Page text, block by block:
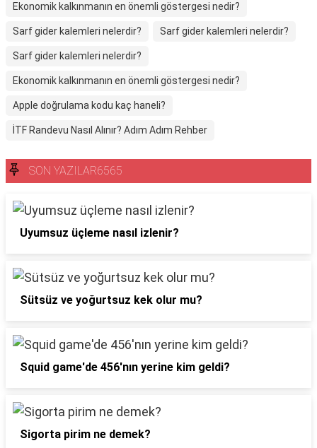
Ekonomik kalkınmanın en önemli göstergesi nedir?
Sarf gider kalemleri nelerdir? Sarf gider kalemleri nelerdir?
Sarf gider kalemleri nelerdir?
Ekonomik kalkınmanın en önemli göstergesi nedir?
Apple doğrulama kodu kaç haneli?
İTF Randevu Nasıl Alınır? Adım Adım Rehber
SON YAZILAR6565
Uyumsuz üçleme nasıl izlenir?
Sütsüz ve yoğurtsuz kek olur mu?
Squid game'de 456'nın yerine kim geldi?
Sigorta pirim ne demek?